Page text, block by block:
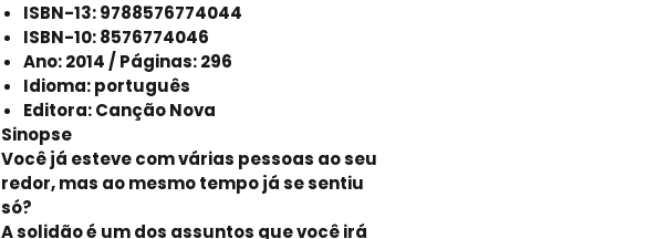
ISBN-13: 9788576774044
ISBN-10: 8576774046
Ano: 2014 / Páginas: 296
Idioma: português
Editora: Canção Nova
Sinopse
Você já esteve com várias pessoas ao seu
redor, mas ao mesmo tempo já se sentiu
só?
A solidão é um dos assuntos que você irá